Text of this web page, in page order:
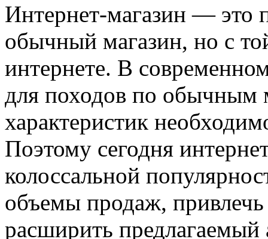
Интернет-магазин — это
обычный магазин, но с
интернете. В
для походов по обычным
характеристик
Поэтому сегодня
колоссальной
объемы продаж,
расширить предлагаемый